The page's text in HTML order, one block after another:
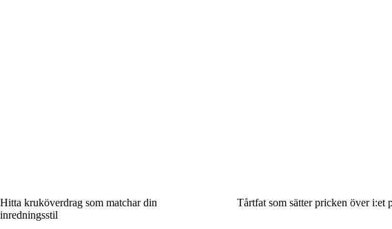
Hitta kruköverdrag som matchar din
inredningsstil
Tårtfat som sätter pricken över i:et